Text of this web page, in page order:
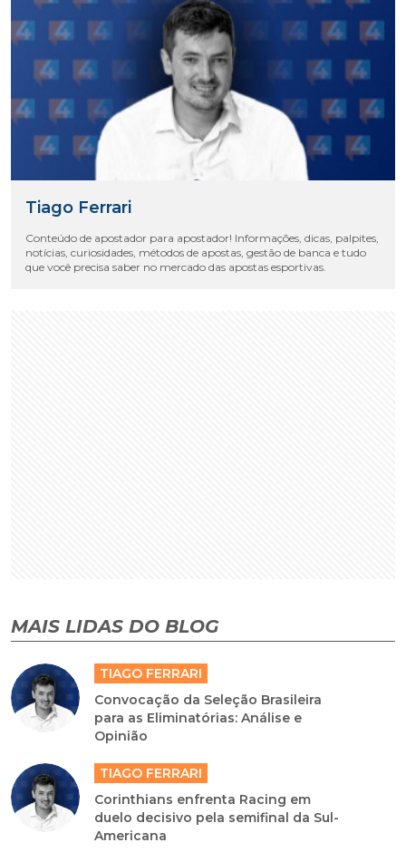
Tiago Ferrari
Conteúdo de apostador para apostador! Informações, dicas, palpites,
notícias, curiosidades, métodos de apostas, gestão de banca e tudo
que você precisa saber no mercado das apostas esportivas.
MAIS LIDAS DO BLOG
TIAGO FERRARI
Convocação da Seleção Brasileira
para as Eliminatórias: Análise e
Opinião
TIAGO FERRARI
Corinthians enfrenta Racing em
duelo decisivo pela semifinal da Sul-
Americana